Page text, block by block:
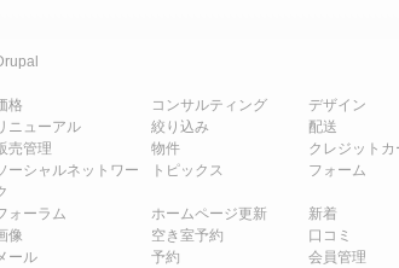
格 コンサルティング
デザイン
ニューアル 絞り込み
配送
売管理 物件
クレジット
ーシャルネットワー
トピックス フォーム
ォーラム ホームページ更新
新着
像 空き室予約
口コミ
メール 予約
会員管理